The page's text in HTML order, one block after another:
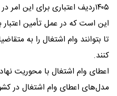
۱۴۰۵ردیف اعتباری برای این
این است که در عمل تأمین
تا بتوانند وام اشتغال را به
کنند.
اعطای وام اشتغال با محوریت
مدل‌های اعطای وام اشتغال در